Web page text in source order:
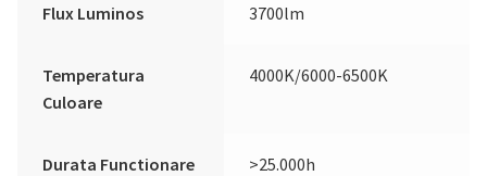
Flux Luminos 3700lm
Temperatura
Culoare
4000K/6000-6500K
Durata Functionare >25.000h